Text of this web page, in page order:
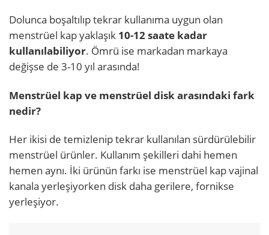
Dolunca boşaltılıp tekrar kullanıma uygun olan
menstrüel kap yaklaşık 10-12 saate kadar
kullanılabiliyor. Ömrü ise markadan markaya
değişse de 3-10 yıl arasında!
Menstrüel kap ve menstrüel disk arasındaki fark
nedir?
Her ikisi de temizlenip tekrar kullanılan sürdürülebilir
menstrüel ürünler. Kullanım şekilleri dahi hemen
hemen aynı. İki ürünün farkı ise menstrüel kap vajinal
kanala yerleşiyorken disk daha gerilere, fornikse
yerleşiyor.